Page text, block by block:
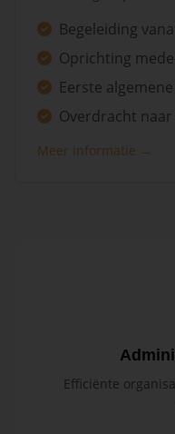
Begeleiding
Oprichting
Eerste
Overdracht
Meer informatie →
Efficiënte